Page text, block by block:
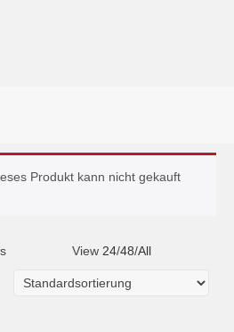
Produkt kann nicht gekauft
View 24/48/All